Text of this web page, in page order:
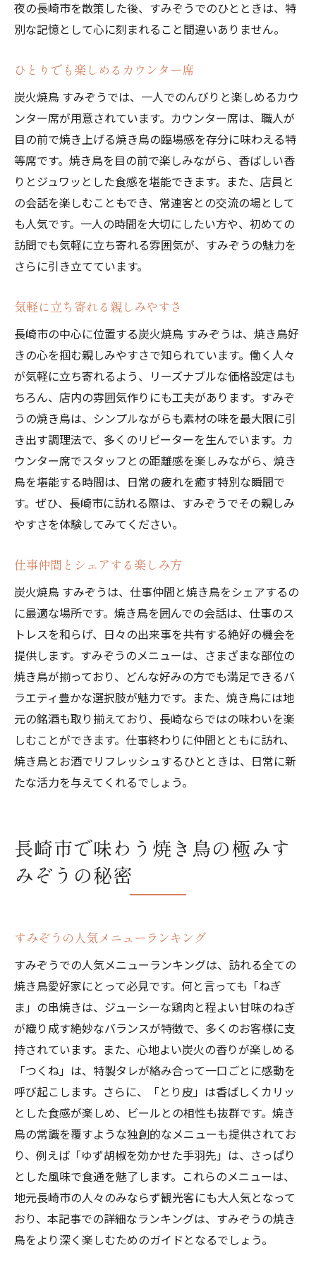
夜の長崎市を散策した後、すみぞうでのひとときは、特
別な記憶として心に刻まれること間違いありません。
ひとりでも楽しめるカウンター席
炭火焼鳥 すみぞうでは、一人でのんびりと楽しめるカウ
ンター席が用意されています。カウンター席は、職人が
目の前で焼き上げる焼き鳥の臨場感を存分に味わえる特
等席です。焼き鳥を目の前で楽しみながら、香ばしい香
りとジュワッとした食感を堪能できます。また、店員と
の会話を楽しむこともでき、常連客との交流の場として
も人気です。一人の時間を大切にしたい方や、初めての
訪問でも気軽に立ち寄れる雰囲気が、すみぞうの魅力を
さらに引き立てています。
気軽に立ち寄れる親しみやすさ
長崎市の中心に位置する炭火焼鳥 すみぞうは、焼き鳥好
きの心を掴む親しみやすさで知られています。働く人々
が気軽に立ち寄れるよう、リーズナブルな価格設定はも
ちろん、店内の雰囲気作りにも工夫があります。すみぞ
うの焼き鳥は、シンプルながらも素材の味を最大限に引
き出す調理法で、多くのリピーターを生んでいます。カ
ウンター席でスタッフとの距離感を楽しみながら、焼き
鳥を堪能する時間は、日常の疲れを癒す特別な瞬間で
す。ぜひ、長崎市に訪れる際は、すみぞうでその親しみ
やすさを体験してみてください。
仕事仲間とシェアする楽しみ方
炭火焼鳥 すみぞうは、仕事仲間と焼き鳥をシェアするの
に最適な場所です。焼き鳥を囲んでの会話は、仕事のス
トレスを和らげ、日々の出来事を共有する絶好の機会を
提供します。すみぞうのメニューは、さまざまな部位の
焼き鳥が揃っており、どんな好みの方でも満足できるバ
ラエティ豊かな選択肢が魅力です。また、焼き鳥には地
元の銘酒も取り揃えており、長崎ならではの味わいを楽
しむことができます。仕事終わりに仲間とともに訪れ、
焼き鳥とお酒でリフレッシュするひとときは、日常に新
たな活力を与えてくれるでしょう。
長崎市で味わう焼き鳥の極みす
みぞうの秘密
すみぞうの人気メニューランキング
すみぞうでの人気メニューランキングは、訪れる全ての
焼き鳥愛好家にとって必見です。何と言っても「ねぎ
ま」の串焼きは、ジューシーな鶏肉と程よい甘味のねぎ
が織り成す絶妙なバランスが特徴で、多くのお客様に支
持されています。また、心地よい炭火の香りが楽しめる
「つくね」は、特製タレが絡み合って一口ごとに感動を
呼び起こします。さらに、「とり皮」は香ばしくカリッ
とした食感が楽しめ、ビールとの相性も抜群です。焼き
鳥の常識を覆すような独創的なメニューも提供されてお
り、例えば「ゆず胡椒を効かせた手羽先」は、さっぱり
とした風味で食通を魅了します。これらのメニューは、
地元長崎市の人々のみならず観光客にも大人気となって
おり、本記事での詳細なランキングは、すみぞうの焼き
鳥をより深く楽しむためのガイドとなるでしょう。